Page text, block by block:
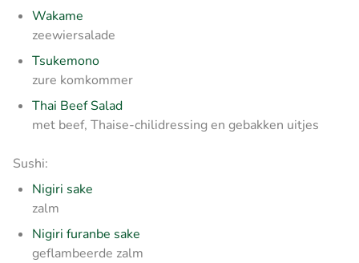
Wakame
zeewiersalade
Tsukemono
zure komkommer
Thai Beef Salad
met beef, Thaise-chilidressing en gebakken uitjes
Sushi:
Nigiri sake
zalm
Nigiri furanbe sake
geflambeerde zalm